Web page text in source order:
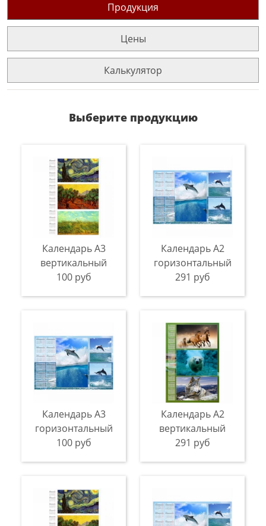
Продукция
Цены
Калькулятор
Выберите продукцию
Календарь А3
вертикальный
100 руб
Календарь A2
горизонтальный
291 руб
Календарь A3
горизонтальный
100 руб
Календарь A2
вертикальный
291 руб